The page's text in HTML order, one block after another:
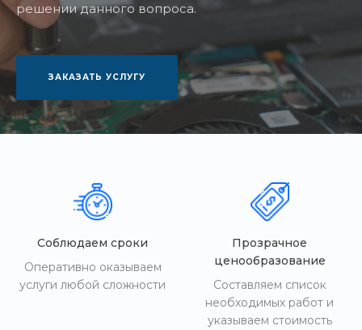
решении данного вопроса.
ЗАКАЗАТЬ УСЛУГУ
Соблюдаем сроки
Оперативно оказываем
услуги любой сложности
Прозрачное
ценообразование
Составляем список
необходимых работ и
указываем стоимость